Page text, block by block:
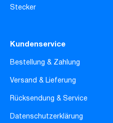
Stecker
Kundenservice
Bestellung & Zahlung
Versand & Lieferung
Rücksendung & Service
Datenschutzerklärung